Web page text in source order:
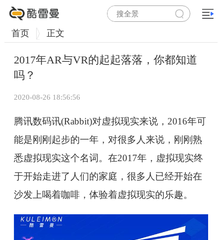
首页 正文
2017年AR与VR的起起落落，你都知道
吗？
2020-08-26 18:56:56
腾讯数码讯(Rabbit)对虚拟现实来说，2016年可
能是刚刚起步的一年，对很多人来说，刚刚熟
悉虚拟现实这个名词。在2017年，虚拟现实终
于开始走进了人们的家庭，很多人已经开始在
沙发上喝着咖啡，体验着虚拟现实的乐趣。